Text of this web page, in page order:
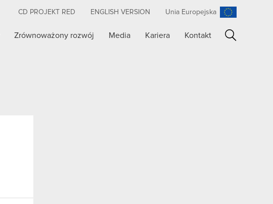
CD PROJEKT RED ENGLISH VERSION Unia Europejska
Zrównoważony rozwój Media Kariera Kontakt